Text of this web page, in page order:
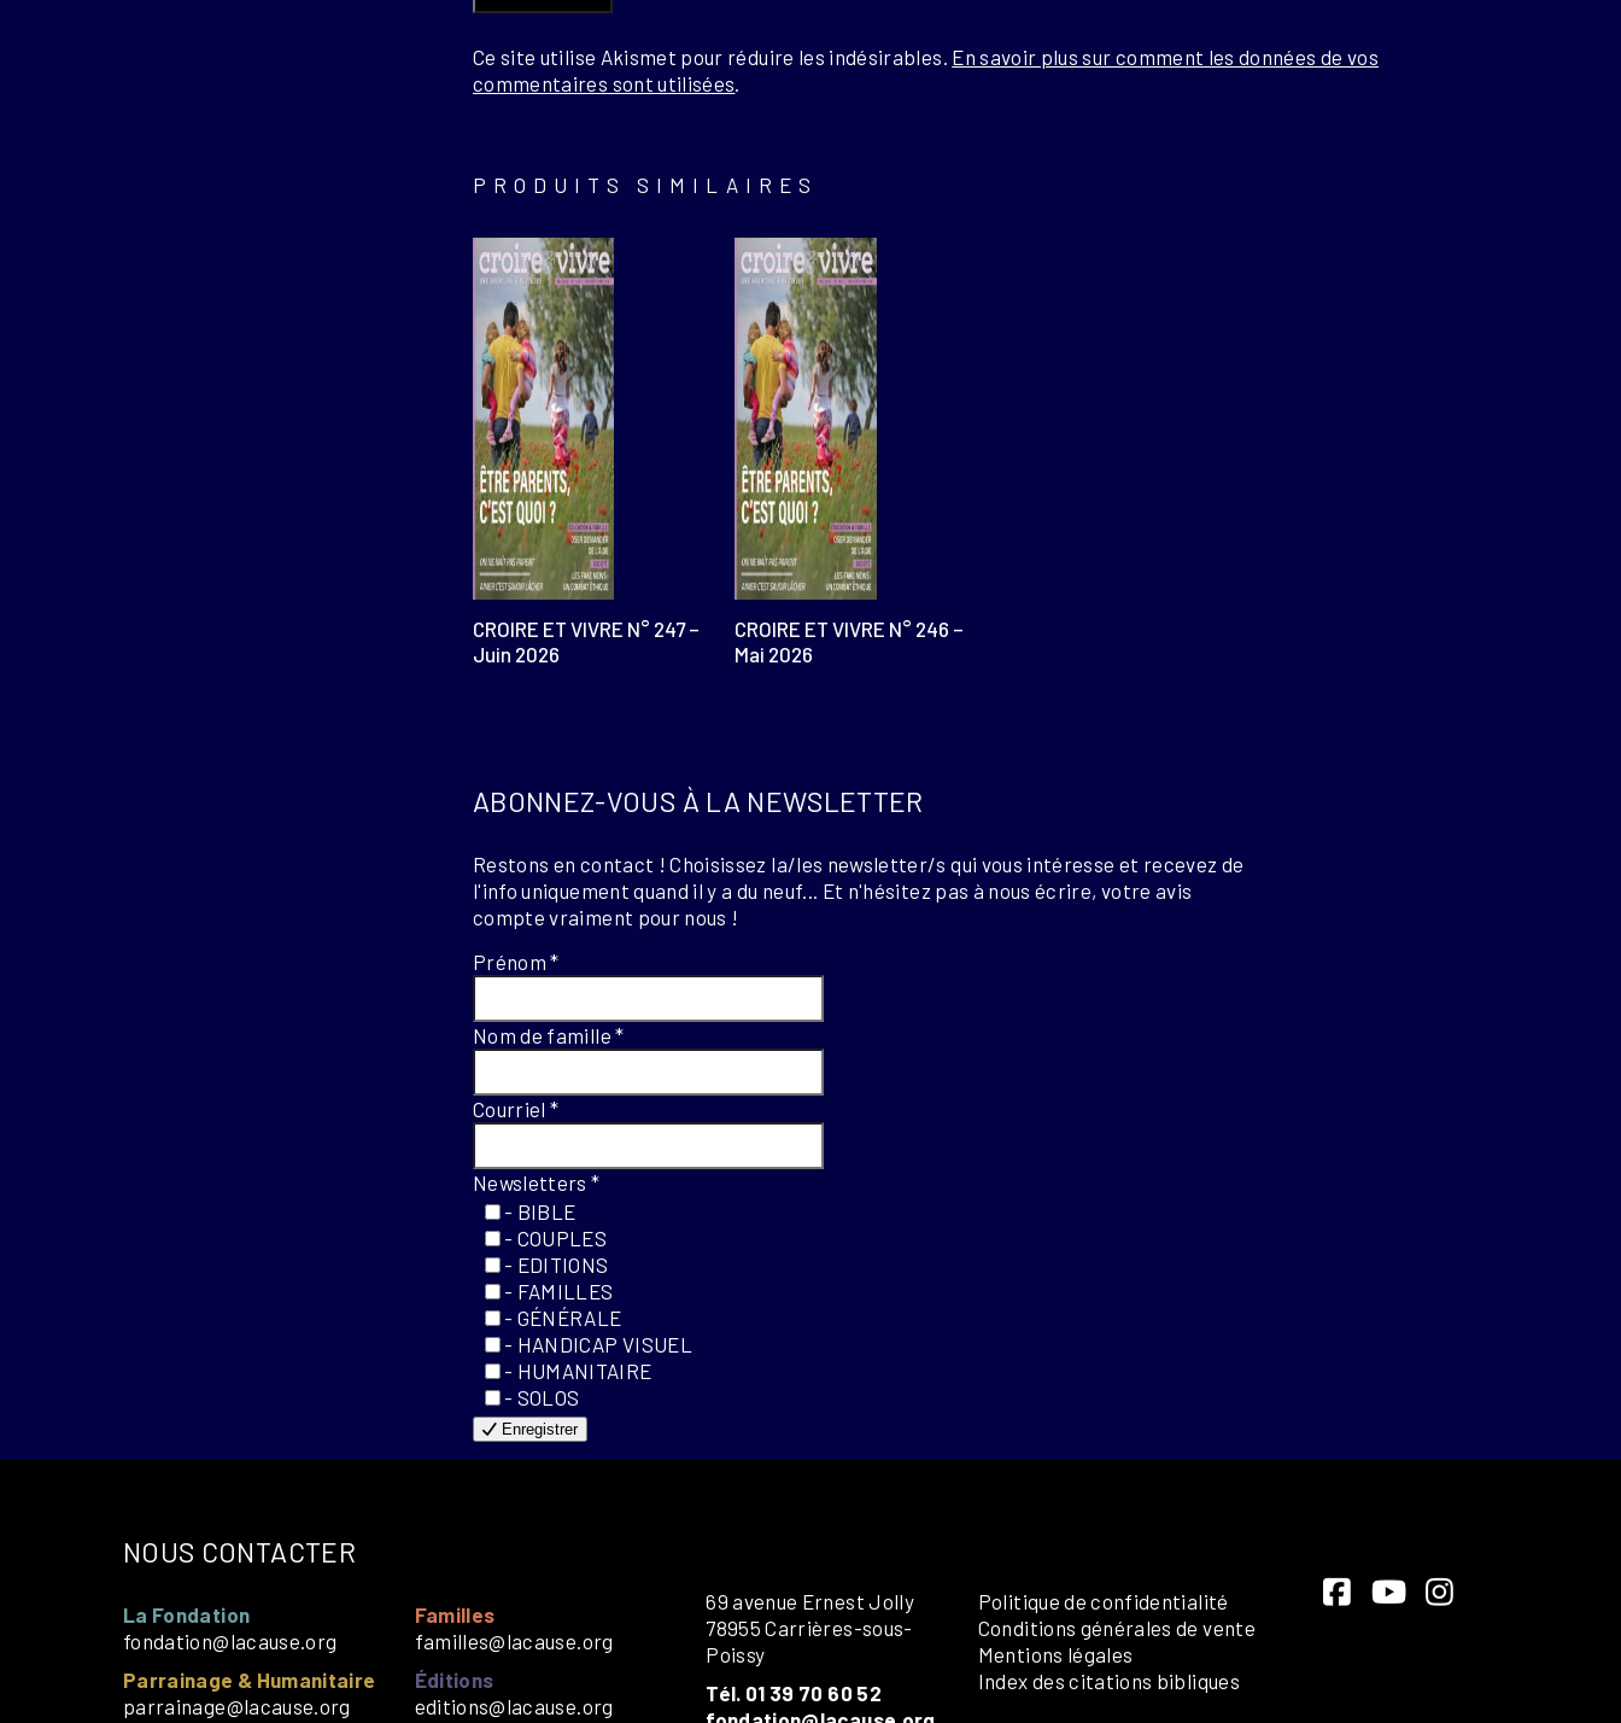
Ce site utilise Akismet pour réduire les indésirables. En savoir plus sur comment les données de vos
commentaires sont utilisées
PRODUITS SIMILAIRES
CROIRE ET VIVRE N° 247 –
Juin 2026
CROIRE ET VIVRE N° 246 –
Mai 2026
ABONNEZ-VOUS À LA NEWSLETTER
Restons en contact ! Choisissez la/les newsletter/s qui vous intéresse et recevez de
l'info uniquement quand il y a du neuf... Et n'hésitez pas à nous écrire, votre avis
compte vraiment pour nous !
Prénom*
Nom de famille*
Courriel*
Newsletters*
- BIBLE
- COUPLES
- EDITIONS
- FAMILLES
- GÉNÉRALE
- HANDICAP VISUEL
- HUMANITAIRE
- SOLOS
Enregistrer
NOUS CONTACTER
La Fondation
fondation@lacause.org
Parrainage & Humanitaire
parrainage@lacause.org
Familles
familles@lacause.org
Éditions
editions@lacause.org
69 avenue Ernest Jolly
78955 Carrières-sous-
Poissy
Tél. 01 39 70 60 52
Politique de confidentialité
Conditions générales de vente
Mentions légales
Index des citations bibliques